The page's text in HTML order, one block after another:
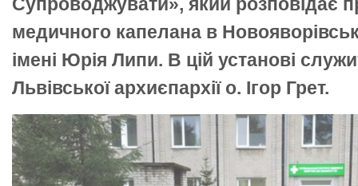
медичного капелана в
імені Юрія Липи. В цій установі
Львівської архиєпархії о. Ігор Грет.